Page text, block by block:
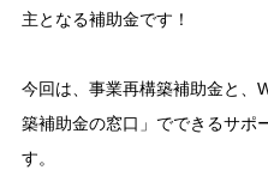
主となる補助金です！
今回は、事業再構築補助金と、
築補助金の窓口」でできるサポ
す。